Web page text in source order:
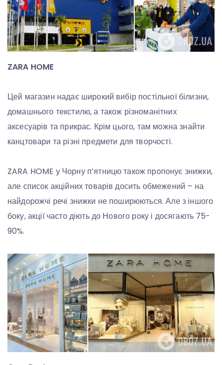
ZARA HOME
Цей магазин надає широкий вибір постільної білизни,
домашнього текстилю, а також різноманітних
аксесуарів та прикрас. Крім цього, там можна знайти
канцтовари та різні предмети для творчості.
ZARA HOME у Чорну п’ятницю також пропонує знижки,
але список акційних товарів досить обмежений – на
найдорожчі речі знижки не поширюються. Але з іншого
боку, акції часто діють до Нового року і досягають 75-
90%.